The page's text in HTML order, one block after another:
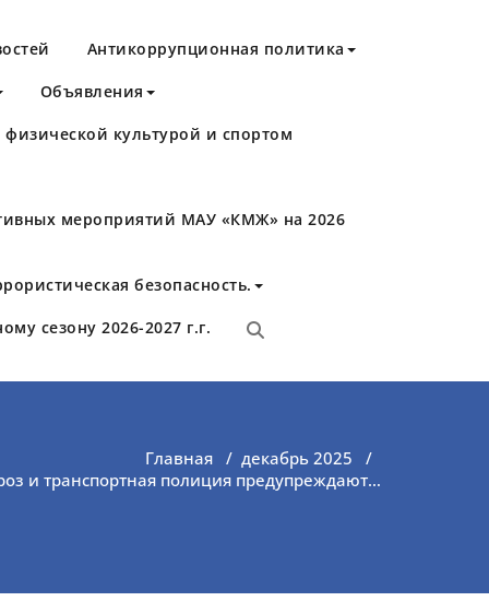
Антикоррупционная политика
Объявления
культурой и спортом
мероприятий МАУ «КМЖ» на 2026
безопасность.
сезону 2026-2027 г.г.
Главная / декабрь 2025 /
и транспортная полиция предупреждают…